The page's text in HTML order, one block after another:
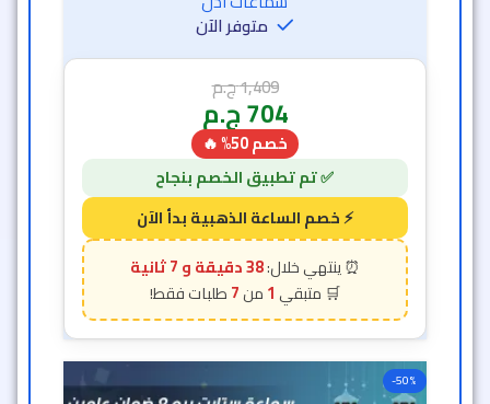
متوفر الآن
1,409ج.م
704ج.م
خصم 50% 🔥
38 دقيقة و 5 ثانية
1
7
-50%